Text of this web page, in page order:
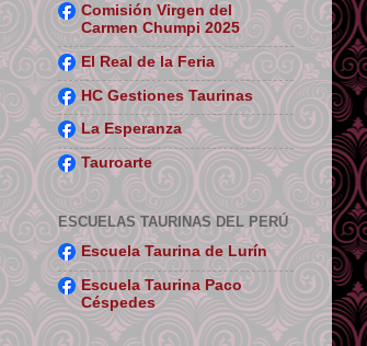
Comisión Virgen del
Carmen Chumpi 2025
El Real de la Feria
HC Gestiones Taurinas
La Esperanza
Tauroarte
ESCUELAS TAURINAS DEL PERÚ
Escuela Taurina de Lurín
Escuela Taurina Paco
Céspedes